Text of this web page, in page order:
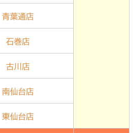
青葉通店
石巻店
古川店
南仙台店
東仙台店